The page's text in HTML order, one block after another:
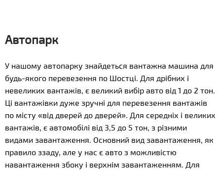
Автопарк
У нашому автопарку знайдеться вантажна машина для
будь-якого перевезення по Шостці. Для дрібних і
невеликих вантажів, є великий вибір авто від 1 до 2 тон.
Ці вантажівки дуже зручні для перевезення вантажів
по місту «від дверей до дверей». Для середніх і великих
вантажів, є автомобілі від 3,5 до 5 тон, з різними
видами завантаження. Основний вид завантаження, як
правило ззаду, але у нас є авто з можливістю
навантаження збоку і верхнім завантаженням. Для